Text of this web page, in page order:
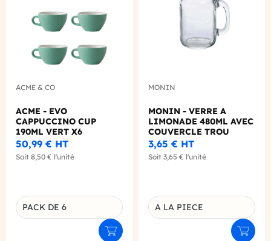
ACME & CO
ACME - EVO
CAPPUCCINO CUP
190ML VERT X6
50,99 € HT
Soit 8,50 € l'unité
Déclinaison du produit
PACK DE 6
Ajouter au panier
MONIN
MONIN - VERRE A
LIMONADE 480ML AVEC
COUVERCLE TROU
3,65 € HT
Soit 3,65 € l'unité
Déclinaison du produit
A LA PIECE